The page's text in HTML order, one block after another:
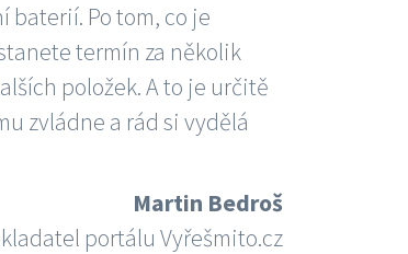
Po tom, co je
termín za několik
položek. A to je určitě
zvládne a rád si vydělá
Martin Bedroš
portálu Vyřešmito.cz